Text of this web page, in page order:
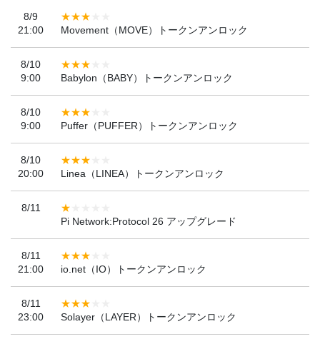
8/9
21:00
Movement（MOVE）トークンアンロック
8/10
9:00
Babylon（BABY）トークンアンロック
8/10
9:00
Puffer（PUFFER）トークンアンロック
8/10
20:00
Linea（LINEA）トークンアンロック
8/11
Pi Network:Protocol 26 アップグレード
8/11
21:00
io.net（IO）トークンアンロック
8/11
23:00
Solayer（LAYER）トークンアンロック